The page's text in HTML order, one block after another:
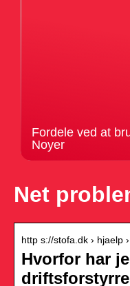
Fordele ved at
Noyer
Net
http s://stofa.dk › hjaelp
Hvorfor har